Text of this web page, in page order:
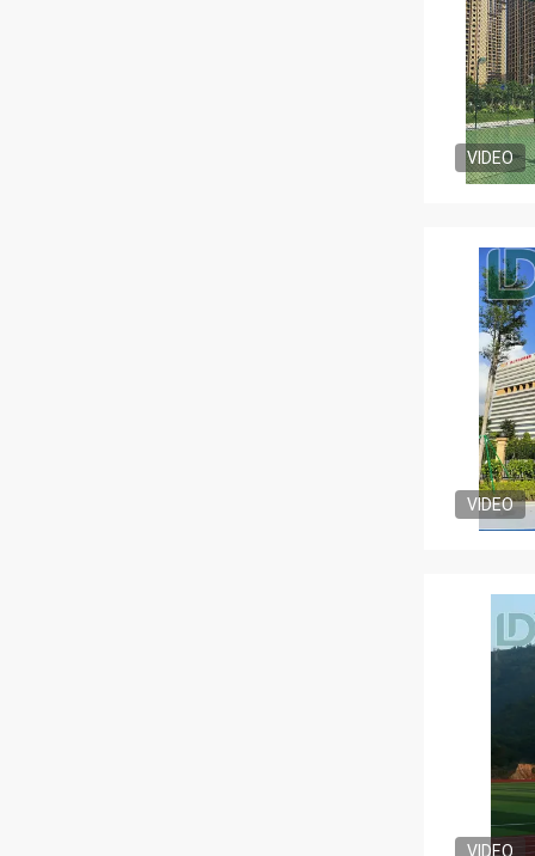
VIDEO
VIDEO
VIDEO